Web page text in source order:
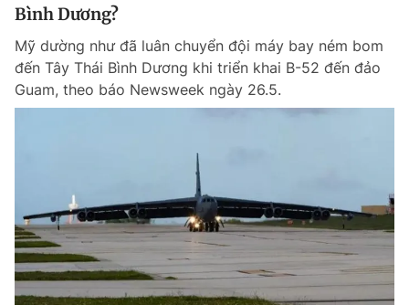
Bình Dương?
Mỹ dường như đã luân chuyển đội máy bay ném bom
đến Tây Thái Bình Dương khi triển khai B-52 đến đảo
Guam, theo báo Newsweek ngày 26.5.